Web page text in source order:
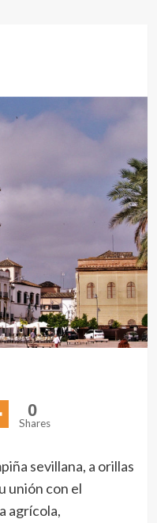
0
Shares
sevillana, a orillas
unión con el
agrícola,